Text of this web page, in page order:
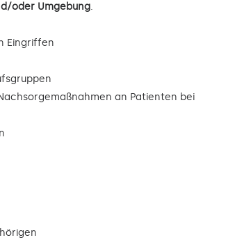
oder Umgebung.
Eingriffen
an Patienten bei